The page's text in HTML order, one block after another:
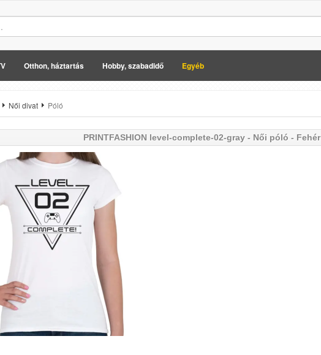
Otthon, háztartás Hobby, szabadidő Egyéb
Női divat Póló
PRINTFASHION level-complete-02-gray - Női póló - Fehér